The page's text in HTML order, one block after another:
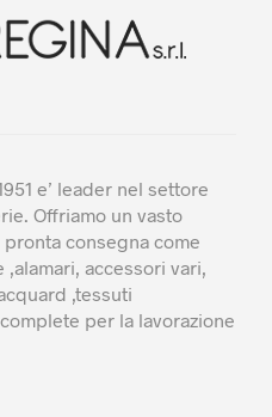
e’ leader nel settore
Offriamo un vasto
consegna come
accessori vari,
,tessuti
per la lavorazione